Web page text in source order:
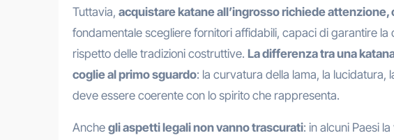
Tuttavia, acquistare katane all’ingrosso richiede
fondamentale scegliere fornitori affidabili, capaci di garantire la
rispetto delle tradizioni costruttive. La differenza tra una
coglie al primo sguardo: la curvatura della lama, la lucidatura,
deve essere coerente con lo spirito che rappresenta.
Anche gli aspetti legali non vanno trascurati: in alcuni Paesi